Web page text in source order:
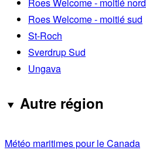
Roes Welcome - moitié sud
St-Roch
Sverdrup Sud
Ungava
Autre région
Météo maritimes pour le Canada